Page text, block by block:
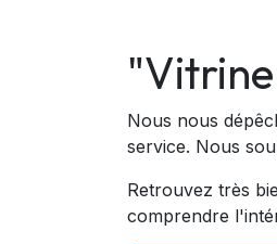
Nous nous
service. Nous
Retrouvez très
comprendre